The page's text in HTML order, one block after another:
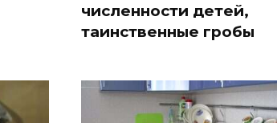
численности детей,
таинственные гробы